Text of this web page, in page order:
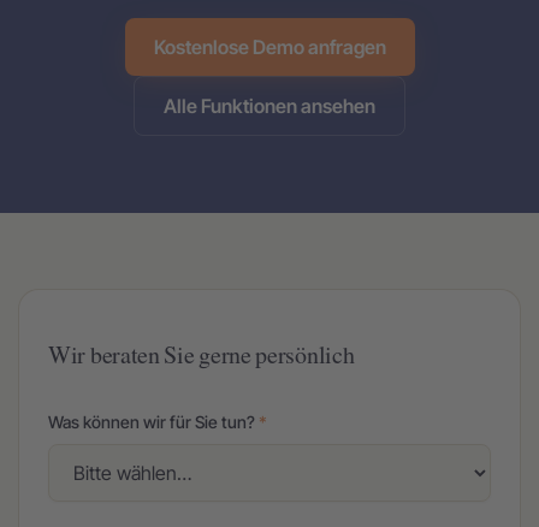
Kostenlose Demo anfragen
Alle Funktionen ansehen
Wir beraten Sie gerne persönlich
Was können wir für Sie tun? *